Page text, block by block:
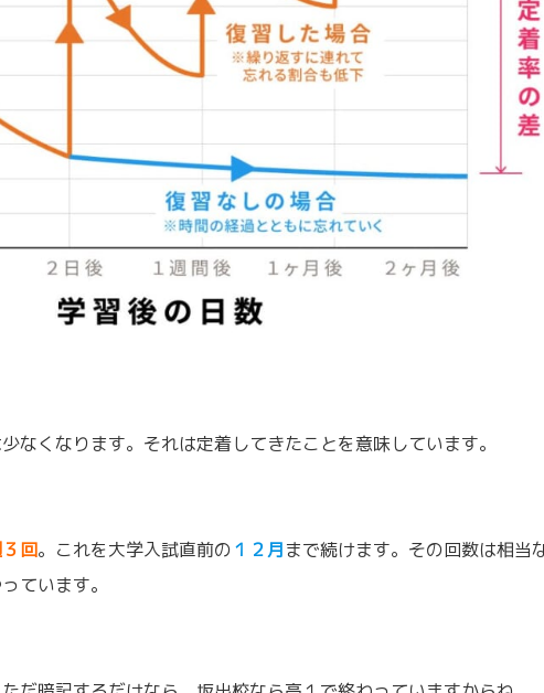
なくなります。それは定着してきたことを意味しています。
回。これを大学入試直前の１２月まで続けます。その回数は相当
ています。